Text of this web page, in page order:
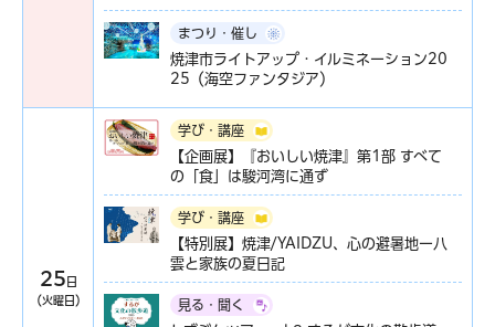
まつり・催し
焼津市ライトアップ・イルミネーション20
25（海空ファンタジア）
25 日
（火曜日）
学び・講座
【企画展】『おいしい焼津』第1部 すべて
の「食」は駿河湾に通ず
学び・講座
【特別展】焼津/YAIDZU、心の避暑地ー八
雲と家族の夏日記
見る・聞く